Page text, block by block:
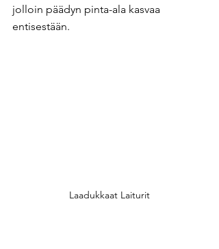
jolloin päädyn pinta-ala kasvaa
entisestään.
Laadukkaat Laiturit